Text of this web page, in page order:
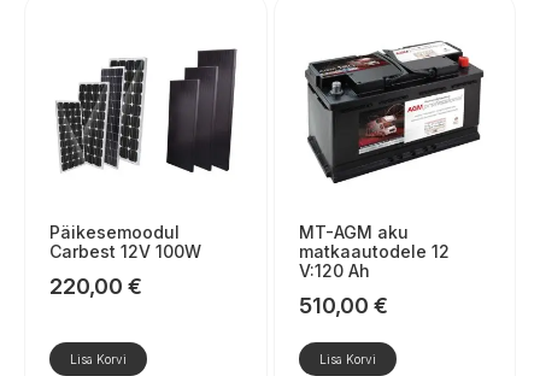
Päikesemoodul
Carbest 12V 100W
220,00 €
Lisa Korvi
MT-AGM aku
matkaautodele 12
V:120 Ah
510,00 €
Lisa Korvi